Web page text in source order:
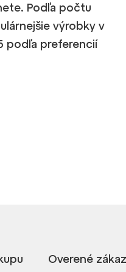
Podľa počtu
výrobky v
podľa preferencií
Overené